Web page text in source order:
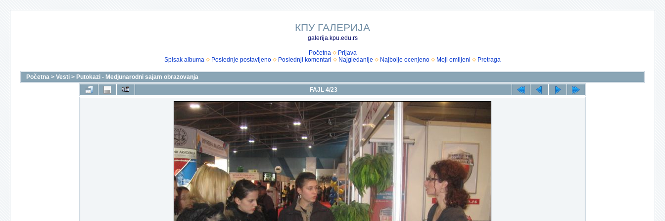
КПУ ГАЛЕРИЈА
galerija.kpu.edu.rs
Početna
Prijava
Spisak albuma
Poslednje postavljeno Poslednji komentari Najgledanije Najbolje ocenjeno Moji omiljeni Pretraga
Početna > Vesti > Putokazi - Medjunarodni sajam obrazovanja
FAJL 4/23